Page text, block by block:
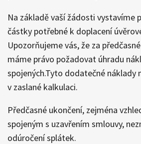
Na základě vaší žádosti vystavíme
částky potřebné k doplacení
Upozorňujeme vás, že za
máme právo požadovat úhradu
spojených.Tyto dodatečné náklady
v zaslané kalkulaci.
Předčasné ukončení, zejména
spojeným s uzavřením smlouvy,
odúročení splátek.